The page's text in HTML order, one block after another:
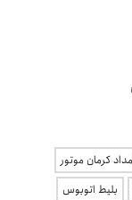
کرمان موتور
بلیط اتوبوس